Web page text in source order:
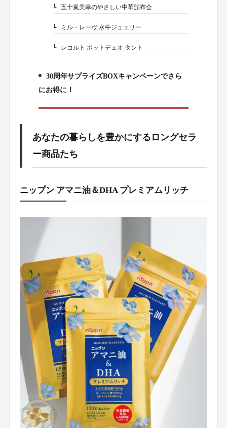
1-4.五十嵐美幸のやさしい中華頒布会
1-5.ミル・レーヴ 水牛ジュエリー
1-6.レコルト ポットデュオ タント
2.
30周年サプライズBOXキャンペーンでさら
にお得に！
あなたの暮らしを豊かにするロングセラ
ー商品たち
ニップン アマニ油＆DHA プレミアムリッチ